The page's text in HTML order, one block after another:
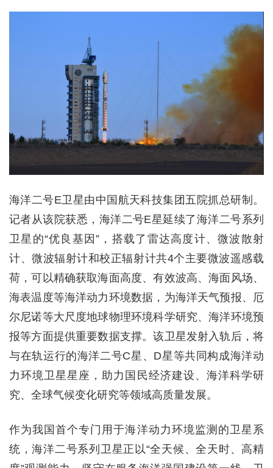
海洋二号E卫星由中国航天科技集团五院抓总研制。
记者从该院获悉，海洋二号E星延续了海洋二号系列
卫星的“优良基因”，搭载了雷达高度计、微波散射
计、微波辐射计和校正辐射计共4个主要微波遥感载
荷，可以精确获取海面高度、有效波高、海面风场、
海表温度等海洋动力环境数据，为海洋天气预报、厄
尔尼诺等大尺度地球物理环境科学研究、海洋环境预
报等方面提供重要数据支撑。该卫星发射入轨后，将
与在轨运行的海洋二号C星、D星等共同构成海洋动
力环境卫星星座，助力国民经济建设、海洋科学研
究、全球气候变化研究等领域高质量发展。
作为我国首个专门用于海洋动力环境监测的卫星系
统，海洋二号系列卫星正以“全天候、全天时、高精